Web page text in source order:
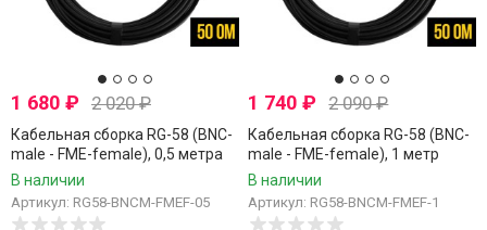
1 680 ₽ 2 020₽
Кабельная сборка RG-58 (BNC-
male - FME-female), 0,5 метра
В наличии
Артикул: RG58-BNCM-FMEF-05
1 740₽ 2 090₽
Кабельная сборка RG-58 (BNC-
male - FME-female), 1 метр
В наличии
Артикул: RG58-BNCM-FMEF-1